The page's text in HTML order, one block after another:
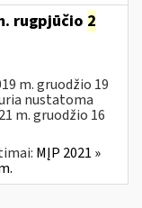
rugpjūčio 2
m. gruodžio 19
nustatoma
m. gruodžio 16
MĮP 2021 »